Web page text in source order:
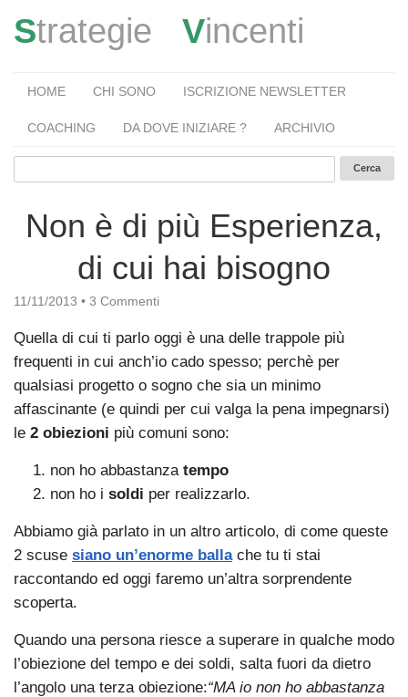
Strategie Vincenti
HOME CHI SONO ISCRIZIONE NEWSLETTER
COACHING DA DOVE INIZIARE ? ARCHIVIO
Non è di più Esperienza,
di cui hai bisogno
11/11/2013 • 3 Commenti
Quella di cui ti parlo oggi è una delle trappole più
frequenti in cui anch’io cado spesso; perchè per
qualsiasi progetto o sogno che sia un minimo
affascinante (e quindi per cui valga la pena impegnarsi)
le 2 obiezioni più comuni sono:
non ho abbastanza tempo
non ho i soldi per realizzarlo.
Abbiamo già parlato in un altro articolo, di come queste
2 scuse siano un’enorme ballache tu ti stai
raccontando ed oggi faremo un’altra sorprendente
scoperta.
Quando una persona riesce a superare in qualche modo
l’obiezione del tempo e dei soldi, salta fuori da dietro
l’angolo una terza obiezione:“MA io non ho abbastanza